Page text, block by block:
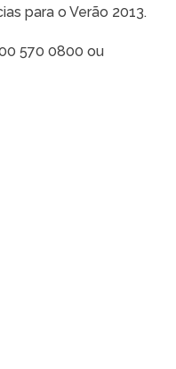
para o Verão 2013.
570 0800 ou